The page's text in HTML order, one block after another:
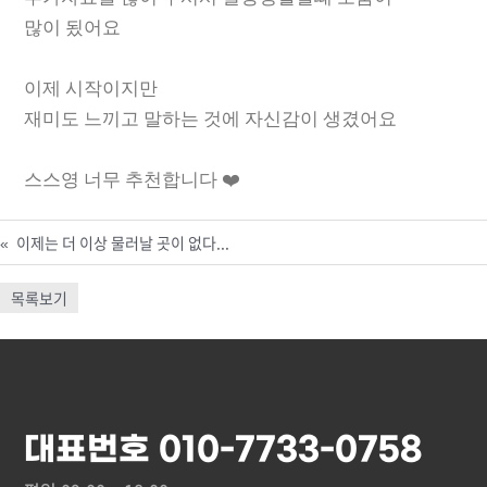
많이 됬어요
이제 시작이지만
재미도 느끼고 말하는 것에 자신감이 생겼어요
스스영 너무 추천합니다 ❤️
« 이제는 더 이상 물러날 곳이 없다...
목록보기
대표번호 010-7733-0758